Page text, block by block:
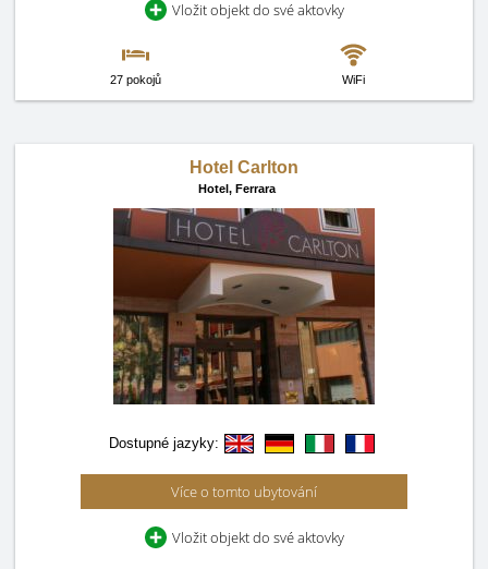
Vložit objekt do své aktovky
27 pokojů WiFi
Hotel Carlton
Hotel, Ferrara
Dostupné jazyky:
Více o tomto ubytování
Vložit objekt do své aktovky